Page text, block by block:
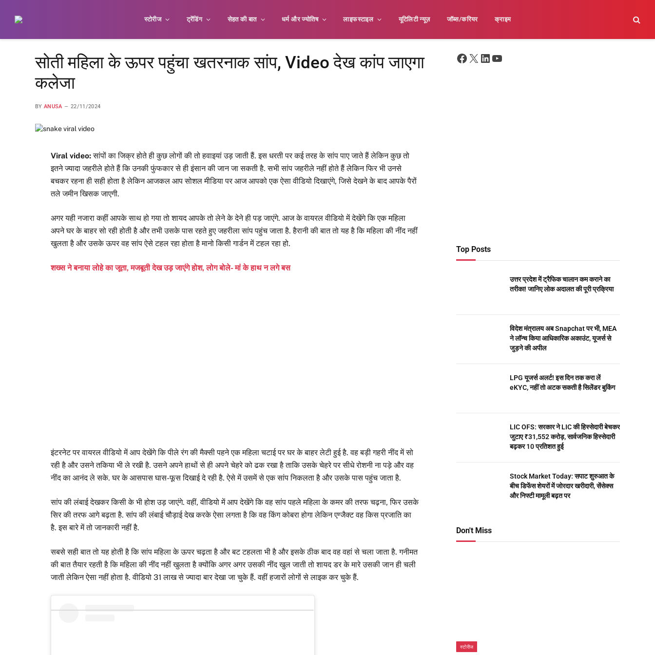
स्टोरीज ट्रेंडिंग सेहत की बात धर्म और ज्योतिष लाइफस्टाइल यूटिलिटी न्यूज़ जॉब्स/करियर क्राइम
सोती महिला के ऊपर पहुंचा खतरनाक सांप, Video देख कांप जाएगा
कलेजा
BY ANUSA 22/11/2024
Viral video:सांपों का जिक्र होते ही कुछ लोगों की तो हवाइयां उड़ जाती हैं. इस धरती पर कई तरह के सांप पाए जाते हैं लेकिन कुछ तो
इतने ज्यादा जहरीले होते हैं कि उनकी फुंफकार से ही इंसान की जान जा सकती है. सभी सांप जहरीले नहीं होते हैं लेकिन फिर भी उनसे
बचकर रहना ही सही होता है लेकिन आजकल आप सोशल मीडिया पर आज आपको एक ऐसा वीडियो दिखाएंगे, जिसे देखने के बाद आपके पैरों
तले जमीन खिसक जाएगी.
अगर यही नजारा कहीं आपके साथ हो गया तो शायद आपके तो लेने के देने ही पड़ जाएंगे. आज के वायरल वीडियो में देखेंगे कि एक महिला
अपने घर के बाहर सो रही होती है और तभी उसके पास रहते हुए जहरीला सांप पहुंच जाता है. हैरानी की बात तो यह है कि महिला की नींद नहीं
खुलता है और उसके ऊपर वह सांप ऐसे टहल रहा होता है मानो किसी गार्डन में टहल रहा हो.
शख्स ने बनाया लोहे का जूता, मजबूती देख उड़ जाएंगे होश, लोग बोले- मां के हाथ न लगे बस
इंटरनेट पर वायरल वीडियो में आप देखेंगे कि पीले रंग की मैक्सी पहने एक महिला चटाई पर घर के बाहर लेटी हुई है. वह बड़ी गहरी नींद में सो
रही है और उसने तकिया भी ले रखी है. उसने अपने हाथों से ही अपने चेहरे को ढक रखा है ताकि उसके चेहरे पर सीधे रोशनी ना पड़े और वह
नींद का आनंद ले सके. घर के आसपास घास-फूस दिखाई दे रही है. ऐसे में उसमें से एक सांप निकलता है और उसके पास पहुंच जाता है.
सांप की लंबाई देखकर किसी के भी होश उड़ जाएंगे. वहीं, वीडियो में आप देखेंगे कि वह सांप पहले महिला के कमर की तरफ चढ़ना, फिर उसके
सिर की तरफ आगे बढ़ता है. सांप की लंबाई चौड़ाई देख करके ऐसा लगता है कि वह किंग कोबरा होगा लेकिन एग्जैक्ट वह किस प्रजाति का
है. इस बारे में तो जानकारी नहीं है.
सबसे सही बात तो यह होती है कि सांप महिला के ऊपर चढ़ता है और बट टहलता भी है और इसके ठीक बाद वह वहां से चला जाता है. गनीमत
की बात तैयार रहती है कि महिला की नींद नहीं खुलता है क्योंकि अगर अगर उसकी नींद खुल जाती तो शायद डर के मारे उसकी जान ही चली
जाती लेकिन ऐसा नहीं होता है. वीडियो 31 लाख से ज्यादा बार देखा जा चुके हैं. वहीं हजारों लोगों से लाइक कर चुके हैं.
Facebook
X LinkedIn
YouTube
Top Posts
उत्तर प्रदेश में ट्रैफिक चालान कम कराने का
तरीका! जानिए लोक अदालत की पूरी प्रक्रिया
विदेश मंत्रालय अब Snapchat पर भी, MEA
ने लॉन्च किया आधिकारिक अकाउंट, यूजर्स से
जुड़ने की अपील
LPG यूजर्स अलर्ट! इस दिन तक करा लें
eKYC, नहीं तो अटक सकती है सिलेंडर बुकिंग
LIC OFS: सरकार ने LIC की हिस्सेदारी बेचकर
जुटाए ₹31,552 करोड़, सार्वजनिक हिस्सेदारी
बढ़कर 10 प्रतिशत हुई
Stock Market Today: सपाट शुरुआत के
बीच डिफेंस शेयरों में जोरदार खरीदारी, सेंसेक्स
और निफ्टी मामूली बढ़त पर
Don't Miss
स्टोरीज